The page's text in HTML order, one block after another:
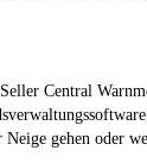
Central
Neige gehen oder